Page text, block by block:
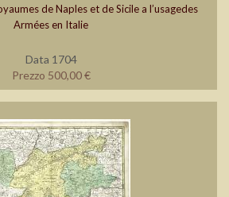
de Naples et de Sicile a l’usagedes
Armées en Italie
Data 1704
Prezzo 500,00 €